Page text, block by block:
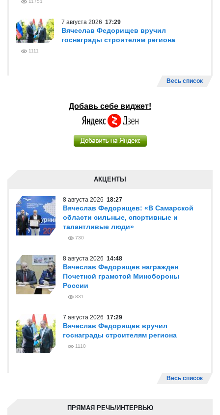
11751
7 августа 2026 17:29
Вячеслав Федорищев вручил
госнаграды строителям региона
1111
Весь список
Добавь себе виджет!
АКЦЕНТЫ
8 августа 2026 18:27
Вячеслав Федорищев: «В Самарской
области сильные, спортивные и
талантливые люди»
730
8 августа 2026 14:48
Вячеслав Федорищев награжден
Почетной грамотой Минобороны
России
831
7 августа 2026 17:29
Вячеслав Федорищев вручил
госнаграды строителям региона
1110
Весь список
ПРЯМАЯ РЕЧЬ/ИНТЕРВЬЮ